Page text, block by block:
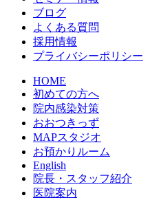
ブログ
よくある質問
採用情報
プライバシーポリシー
HOME
初めての方へ
院内感染対策
おおつきっず
MAPスタジオ
お預かりルーム
English
院長・スタッフ紹介
医院案内